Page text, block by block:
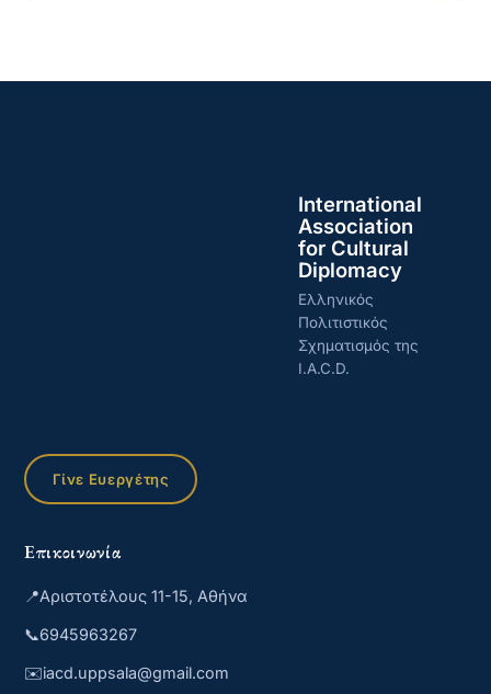
International
Association
for Cultural
Diplomacy
Ελληνικός
Πολιτιστικός
Σχηματισμός της
I.A.C.D.
Γίνε Ευεργέτης
Επικοινωνία
📍Αριστοτέλους 11-15, Αθήνα
📞6945963267
✉️iacd.uppsala@gmail.com